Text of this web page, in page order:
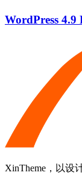
WordPress 4.9
XinTheme，以设